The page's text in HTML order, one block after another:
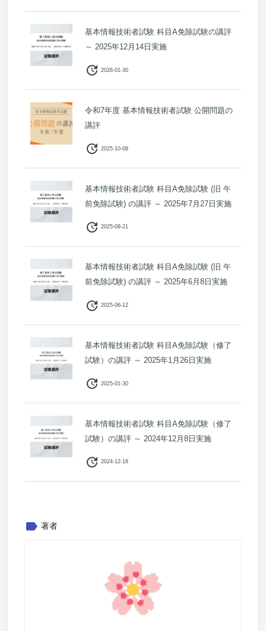
基本情報技術者試験 科目A免除試験の講評
～ 2025年12月14日実施
update 2026-01-30
令和7年度 基本情報技術者試験 公開問題の
講評
update 2025-10-08
基本情報技術者試験 科目A免除試験 (旧 午
前免除試験) の講評 ～ 2025年7月27日実施
update 2025-08-21
基本情報技術者試験 科目A免除試験 (旧 午
前免除試験) の講評 ～ 2025年6月8日実施
update 2025-06-12
基本情報技術者試験 科目A免除試験（修了
試験）の講評 ～ 2025年1月26日実施
update 2025-01-30
基本情報技術者試験 科目A免除試験（修了
試験）の講評 ～ 2024年12月8日実施
update 2024-12-18
label 著者